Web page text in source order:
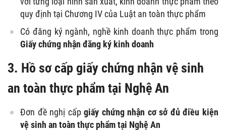
quy định tại Chương IV của Luật an toàn thực phẩm
Có đăng ký ngành, nghề kinh doanh thực phẩm trong
Giấy chứng nhận đăng ký kinh doanh
3. Hồ sơ cấp giấy chứng nhận vệ sinh
an toàn thực phẩm tại Nghệ An
Đơn đề nghị cấpgiấy chứng nhận cơ sở đủ điều kiện
vệ sinh an toàn thực phẩm tại Nghệ An